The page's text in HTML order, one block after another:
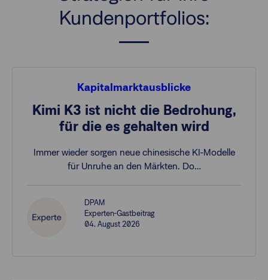
Kundenportfolios:
Kapitalmarktausblicke
Kimi K3 ist nicht die Bedrohung,
für die es gehalten wird
Immer wieder sorgen neue chinesische KI-Modelle
für Unruhe an den Märkten. Do…
DPAM
Experten-Gastbeitrag
04. August 2026